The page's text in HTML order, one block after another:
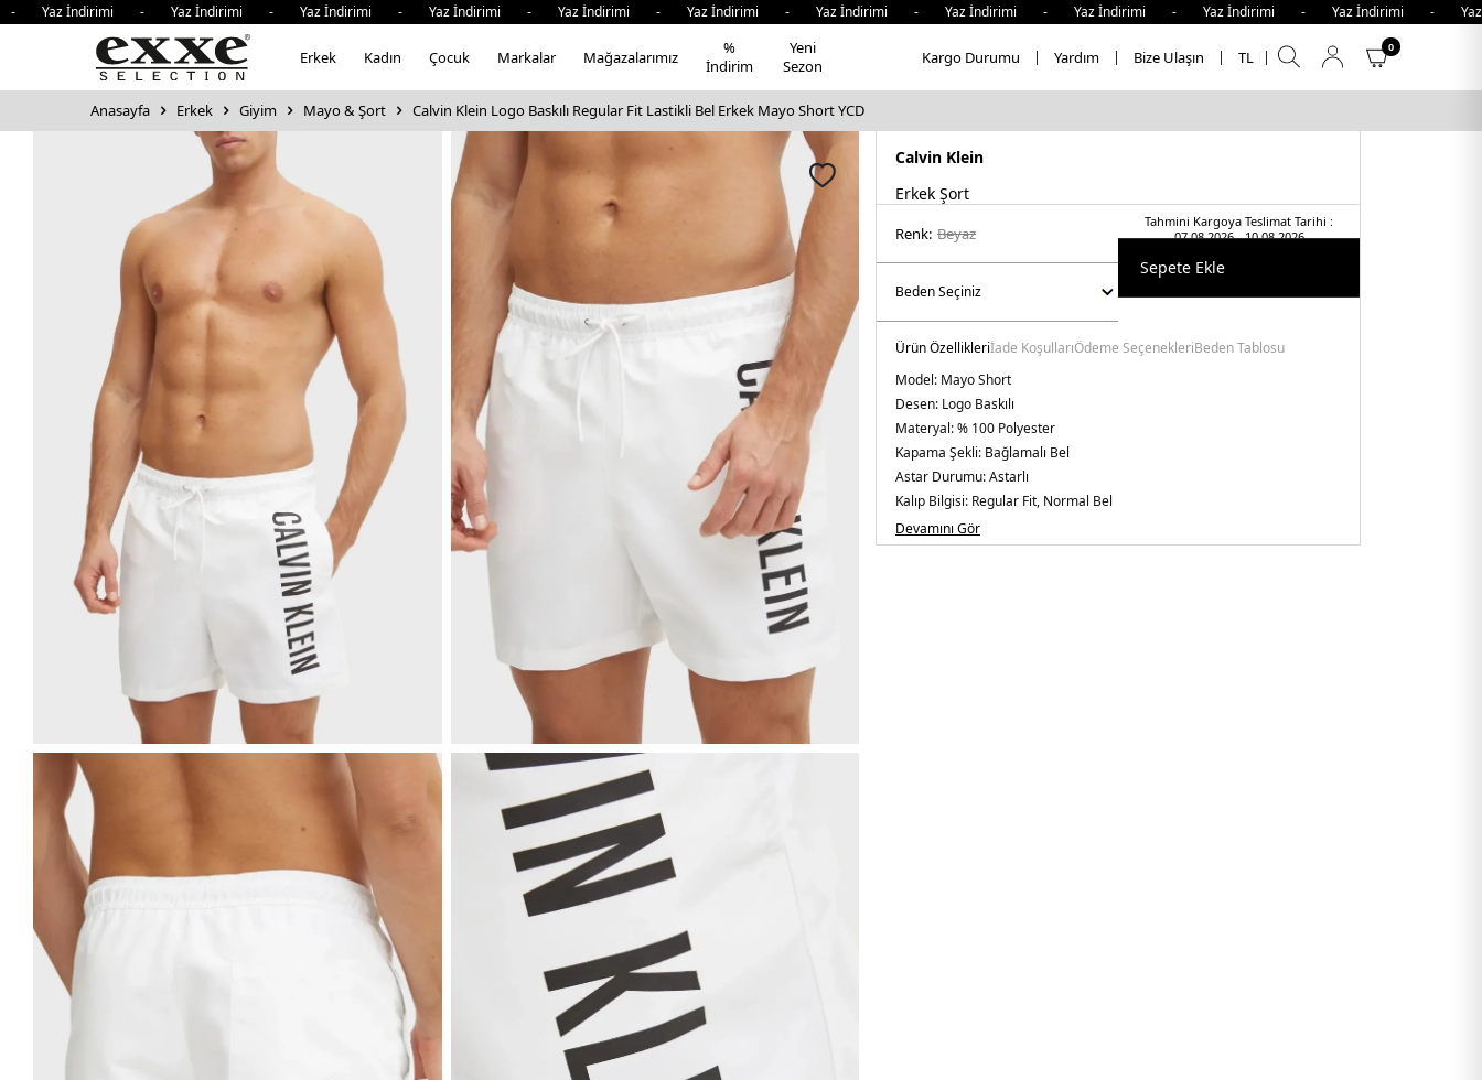
İndirimi - Yaz İndirimi - Yaz İndirimi - Yaz İndirimi - Yaz İndirimi - Yaz İndirimi - Yaz İndirimi - Yaz İndirimi - Yaz İndirimi - Yaz İndirimi - Yaz İndirimi -
Erkek Kadın Çocuk Markalar Mağazalarımız
%
İndirim
Yeni
Sezon
Kargo Durumu Yardım Bize Ulaşın TL
0
Anasayfa Erkek Giyim Mayo & Şort Calvin Klein Logo Baskılı Regular Fit Lastikli Bel Erkek Mayo Short YCD
Calvin Klein
Erkek Şort
Tahmini Kargoya Teslimat Tarihi :
07.08.2026 - 10.08.2026
Renk: beyaz
Sepete Ekle
Ürün Özellikleriİade KoşullarıÖdeme SeçenekleriBeden Tablosu
Model: Mayo Short
Desen: Logo Baskılı
Materyal:% 100 Polyester
Kapama Şekli: Bağlamalı Bel
Astar Durumu:Astarlı
Kalıp Bilgisi: Regular Fit, Normal Bel
Menşei:Vietnam
Detaylar:-Çabuk kuruyan kumaş -Tek tarafta büyük baskılı logo yazısı
Devamını Gör